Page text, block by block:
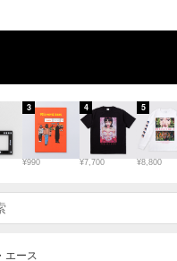
¥990
3
¥7,700
4
¥8,800
5
エース